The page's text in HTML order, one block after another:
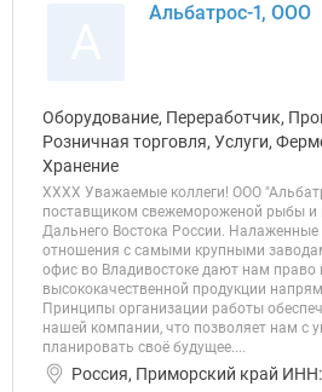
Альбатрос-1, ООО
Оборудование, Переработчик,
Розничная торговля, Услуги,
Хранение
ХХХХ Уважаемые коллеги! ООО
поставщиком свежемороженой рыбы и
Дальнего Востока России. Налаженные
отношения с самыми крупными
офис во Владивостоке дают нам право
высококачественной продукции
Принципы организации работы
нашей компании, что позволяет нам с
планировать своё будущее....
Россия, Приморский край